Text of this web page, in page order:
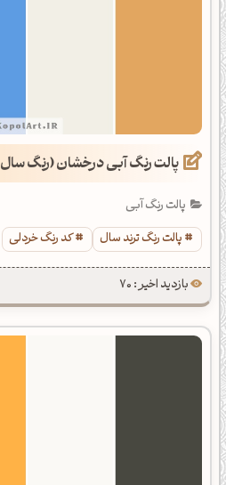
پالت رنگ آبی درخشان (رنگ سال 2027) و خردلی
پالت رنگ آبی
پالت رنگ ترند سال
کد رنگ خردلی
بازدید اخیر : 70